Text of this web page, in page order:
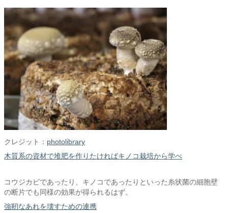
クレジット： photolibrary
木質系の資材で堆肥を作りたければキノコ栽培から学べ
コウジカビであったり、キノコであったりといった糸状菌の細胞壁
の断片でも同様の効果が得られるはず。
強靭なあれを壊すための連携